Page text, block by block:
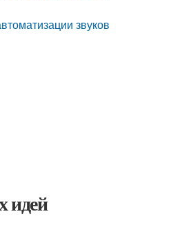
звуков
идей